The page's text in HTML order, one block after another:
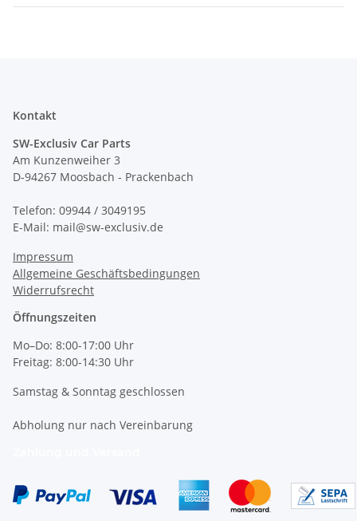
Kontakt
SW-Exclusiv Car Parts
Am Kunzenweiher 3
D-94267 Moosbach - Prackenbach
Telefon: 09944 / 3049195
E-Mail: mail@sw-exclusiv.de
Impressum
Allgemeine Geschäftsbedingungen
Widerrufsrecht
Öffnungszeiten
Mo–Do: 8:00-17:00 Uhr
Freitag: 8:00-14:30 Uhr
Samstag & Sonntag geschlossen
Abholung nur nach Vereinbarung